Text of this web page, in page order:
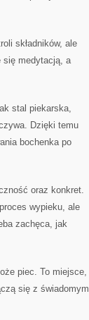
składników, ale
się medytacją, a
stal piekarska,
Dzięki temu
bochenka po
oraz konkret.
wypieku, ale
zachęca, jak
piec. To miejsce,
się z świadomym